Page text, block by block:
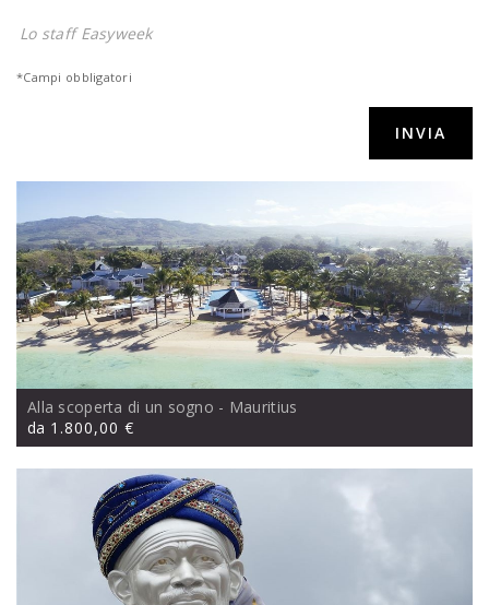
3. Il conferimento dei dati è obbligatorio e l'eventuale rifiuto di
4. I dati non saranno comunicati ad altri soggetti, né saranno oggetto
Lo staff Easyweek
*Campi obbligatori
Alla scoperta di un sogno - Mauritius
da 1.800,00 €